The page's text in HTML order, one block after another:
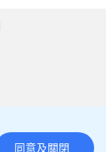
同意及關閉